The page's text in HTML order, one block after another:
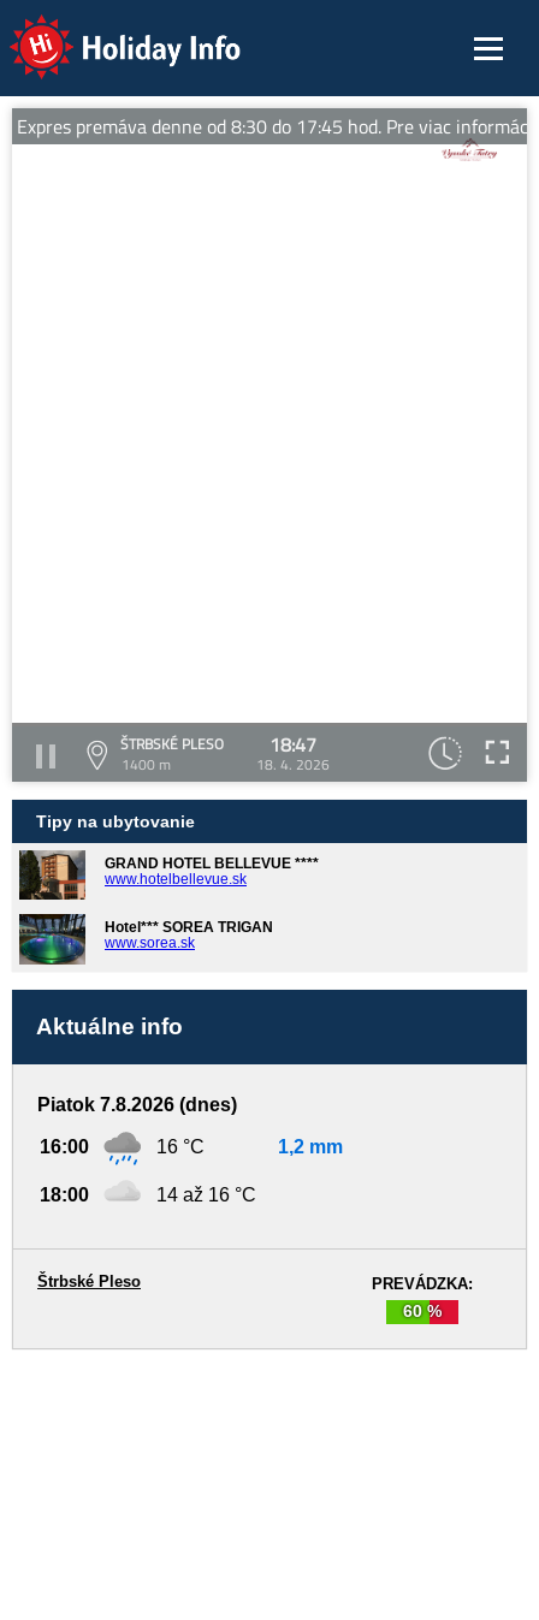
Holiday Info
premáva denne od 8:30 do 17:45 hod. Pre viac
ŠTRBSKÉ PLESO
1400 m
18:47
18. 4. 2026
Tipy na ubytovanie
GRAND HOTEL BELLEVUE ****
www.hotelbellevue.sk
Hotel*** SOREA TRIGAN
www.sorea.sk
Aktuálne info
Piatok 7.8.2026 (dnes)
16:00 16 °C 1,2 mm
18:00 14 až 16 °C
PREVÁDZKA:
60 %
Štrbské Pleso